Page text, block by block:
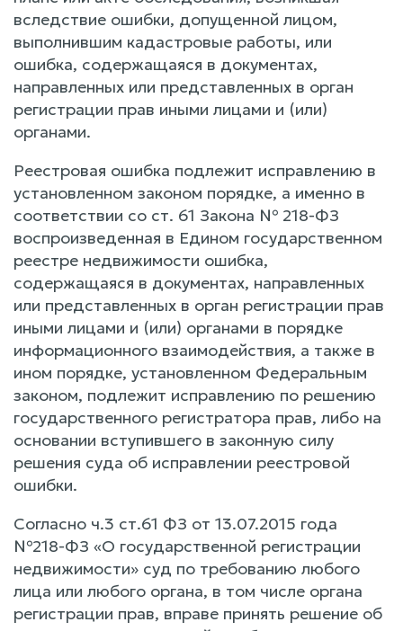
вследствие ошибки, допущенной лицом,
выполнившим кадастровые работы, или
ошибка, содержащаяся в документах,
направленных или представленных в орган
регистрации прав иными лицами и (или)
органами.
Реестровая ошибка подлежит исправлению в
установленном законом порядке, а именно в
соответствии со ст. 61 Закона № 218-ФЗ
воспроизведенная в Едином государственном
реестре недвижимости ошибка,
содержащаяся в документах, направленных
или представленных в орган регистрации прав
иными лицами и (или) органами в порядке
информационного взаимодействия, а также в
ином порядке, установленном Федеральным
законом, подлежит исправлению по решению
государственного регистратора прав, либо на
основании вступившего в законную силу
решения суда об исправлении реестровой
ошибки.
Согласно ч.3 ст.61 ФЗ от 13.07.2015 года
№218-ФЗ «О государственной регистрации
недвижимости» суд по требованию любого
лица или любого органа, в том числе органа
регистрации прав, вправе принять решение об